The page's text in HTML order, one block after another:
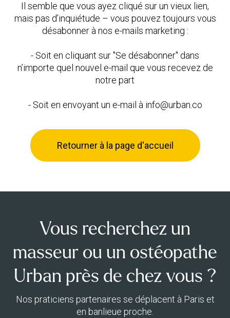
Il semble que vous ayez cliqué sur un vieux lien,
mais pas d’inquiétude – vous pouvez toujours vous
désabonner à nos e-mails marketing :
- Soit en cliquant sur "Se désabonner" dans
n’importe quel nouvel e-mail que vous recevez de
notre part
- Soit en envoyant un e-mail à info@urban.co
Retourner à la page d'accueil
Vous recherchez un
masseur ou un ostéopathe
Urban près de chez vous ?
Nos praticiens partenaires se déplacent à Paris et
en banlieue proche.